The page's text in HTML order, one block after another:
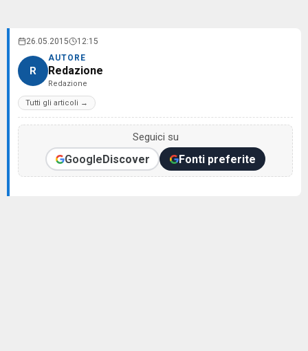
26.05.2015 12:15
R
AUTORE
Redazione
Redazione
Tutti gli articoli →
Seguici su
GoogleDiscover Fonti preferite